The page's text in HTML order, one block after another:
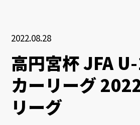
2022.08.28
高円宮杯 JFA
カーリーグ
リーグ